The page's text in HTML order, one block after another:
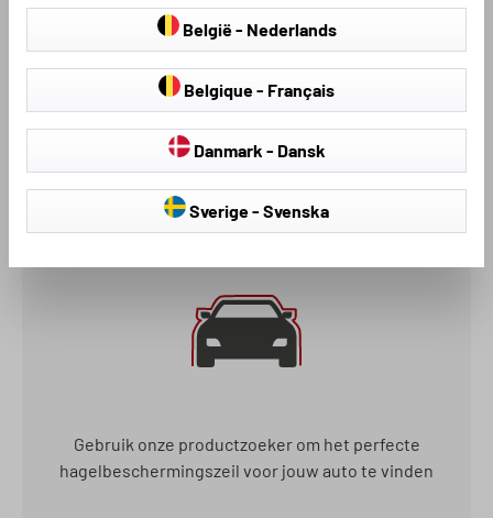
Perfecte bescherming tegen hagelstenen tot ca.
14mm en 70km/h impactsnelheid
Gebruik onze productzoeker om het perfecte
hagelbeschermingszeil voor jouw auto te vinden
België - Nederlands
Belgique - Français
Danmark - Dansk
Sverige - Svenska